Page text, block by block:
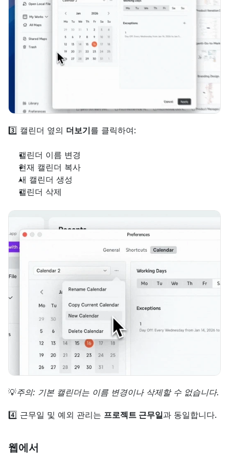
3️⃣ 캘린더 옆의 더보기를 클릭하여:
캘린더 이름 변경
현재 캘린더 복사
새 캘린더 생성
캘린더 삭제
💡주의: 기본 캘린더는 이름 변경이나 삭제할 수 없습니다.
4️⃣ 근무일 및 예외 관리는 프로젝트 근무일과 동일합니다.
웹에서